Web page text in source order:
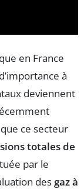
en France
à
deviennent
ce secteur
totales de
par le
des gaz à